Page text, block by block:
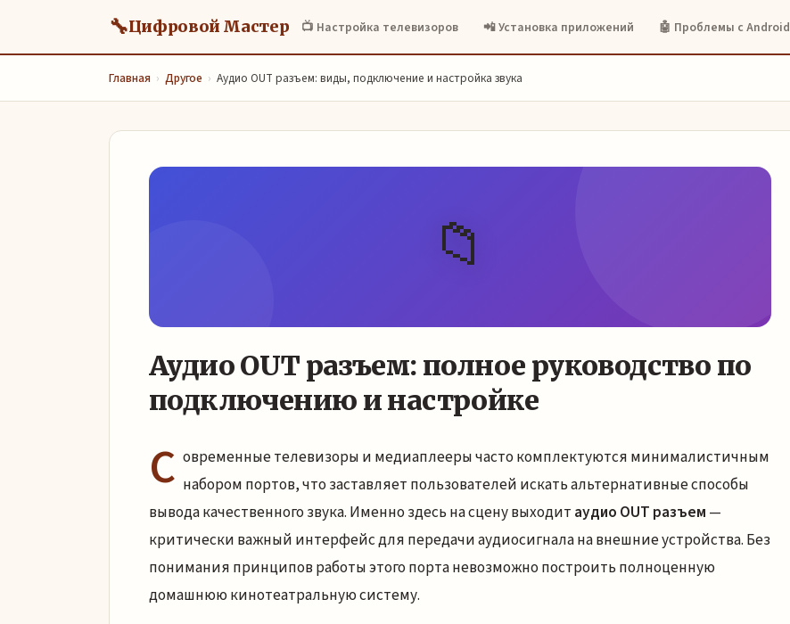
🔧Цифровой Мастер 📺 Настройка телевизоров 📲 Установка приложений 🤖 Проблемы с Android
Главная › Другое › Аудио OUT разъем: виды, подключение и настройка звука
📁
Аудио OUT разъем: полное руководство по
подключению и настройке
С овременные телевизоры и медиаплееры часто комплектуются минималистичным
набором портов, что заставляет пользователей искать альтернативные способы
вывода качественного звука. Именно здесь на сцену выходит аудио OUT разъем —
критически важный интерфейс для передачи аудиосигнала на внешние устройства. Без
понимания принципов работы этого порта невозможно построить полноценную
домашнюю кинотеатральную систему.